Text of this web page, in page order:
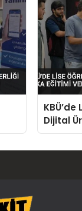
Dijital
Eğitimi